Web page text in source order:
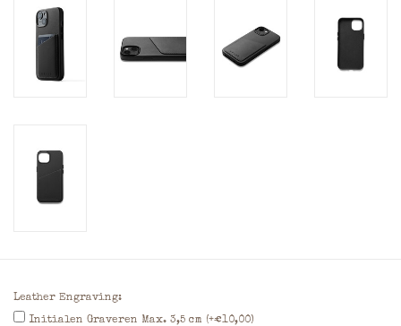
Leather Engraving:
Initialen Graveren Max. 3,5 cm (+€10,00)